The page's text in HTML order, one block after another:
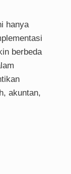
hanya
berbeda
akuntan,